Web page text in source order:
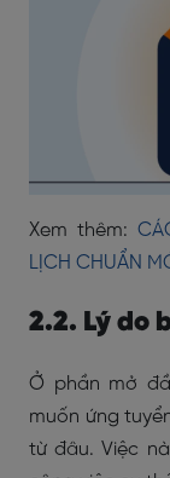
Xem thêm:
LỊCH CHUẨN
2.2. Lý do
Ở phần mở
muốn ứng
từ đâu. Việc